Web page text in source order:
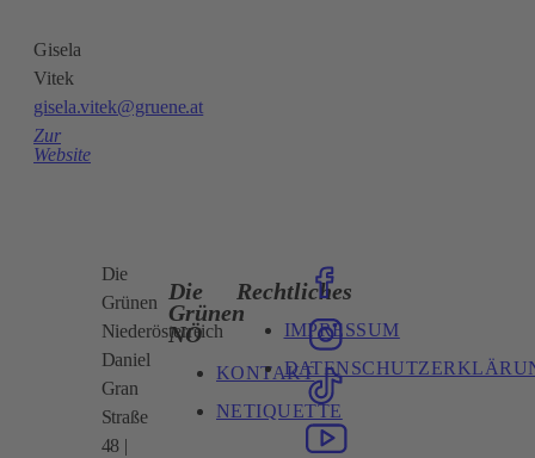
Gisela
Vitek
gisela.vitek@gruene.at
Zur
Website
Die
Grünen
Niederösterreich
Daniel
Gran
Straße
48 |
Die
Grünen
NÖ
KONTAKT
NETIQUETTE
Rechtliches
IMPRESSUM